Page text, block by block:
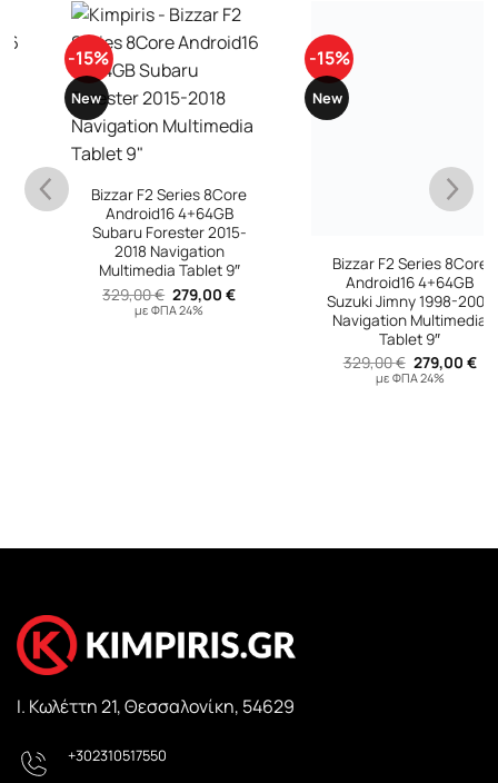
-15%
Bizzar F2 Series 8Core
Android16 4+64GB
Subaru Forester 2015-
2018 Navigation
Multimedia Tablet 9″
329,00€ Original
price
was:
279,00€Η
τρέχουσα
με ΦΠΑ 24%
-15%
Bizzar F2 Series 8Core
Android16 4+64GB
Suzuki Jimny 1998-2005
329,00€ Original
price
was:
329,00 €.
279,00€Η
τιμή
είναι:
279,00 €.
με ΦΠΑ 24%
Ι. Κωλέττη 21, Θεσσαλονίκη, 54629
+302310517550